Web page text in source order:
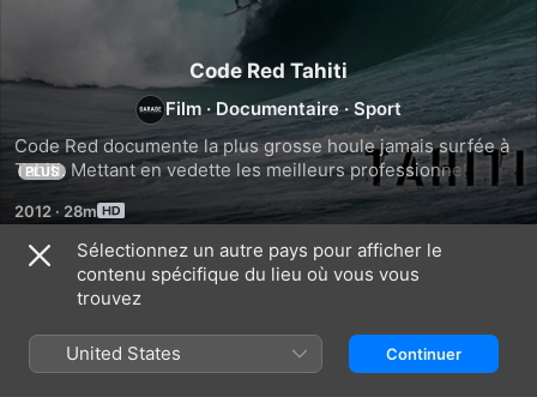
Code Red Tahiti
Film ·Documentaire ·Sport
Code Red documente la plus grosse houle jamais surfée à
Tahiti. Mettant en vedette les meilleurs professionnels du
monde entier affrontant les pires océans jamais vus. Dans
les coulisses, renseignez-vous auprès des habitants et des
stars du surf en visite sur ce qu'il faut pour surfer sur ces
vagues monstrueuses et éviter des blessures graves, voire
la mort à chaque virage.
PLUS
2012 · 28m
Similaires
Storm
The
End
Sélectionnez un autre pays pour afficher le
contenu spécifique du lieu où vous vous
trouvez
United States Continuer